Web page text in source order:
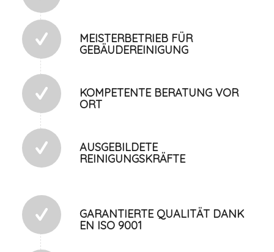
MEISTERBETRIEB FÜR
GEBÄUDEREINIGUNG
KOMPETENTE BERATUNG VOR
ORT
AUSGEBILDETE
REINIGUNGSKRÄFTE
GARANTIERTE QUALITÄT DANK
EN ISO 9001